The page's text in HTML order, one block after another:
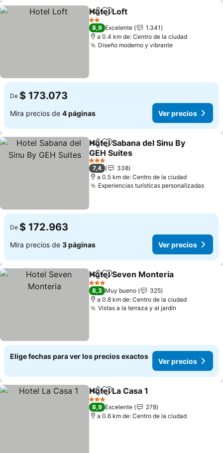
CompartirAgregar a favoritos
Hotel Loft
2 Estrellas
8,9 Excelente
1.341
a 0.4 km de: Centro de la ciudad
Diseño moderno y vibrante
De $ 173.073
Mira precios de 4 páginas Ver precios
CompartirAgregar a favoritos
Hotel Sabana del Sinu By
GEH Suites
3 Estrellas
7,4
338
a 0.5 km de: Centro de la ciudad
Experiencias turísticas personalizadas
De $ 172.963
Mira precios de 3 páginas Ver precios
CompartirAgregar a favoritos
Hotel Seven Monteria
3 Estrellas
8,3 Muy bueno
325
a 0.8 km de: Centro de la ciudad
Vistas a la terraza y al jardín
Elige fechas para ver los precios exactos
Ver precios
CompartirAgregar a favoritos
Hotel La Casa 1
3 Estrellas
8,9 Excelente
278
a 0.6 km de: Centro de la ciudad